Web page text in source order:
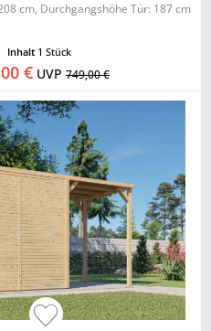
cm, Durchgangshöhe Tür: 187 cm
Inhalt 1 Stück
€ UVP749,00 €